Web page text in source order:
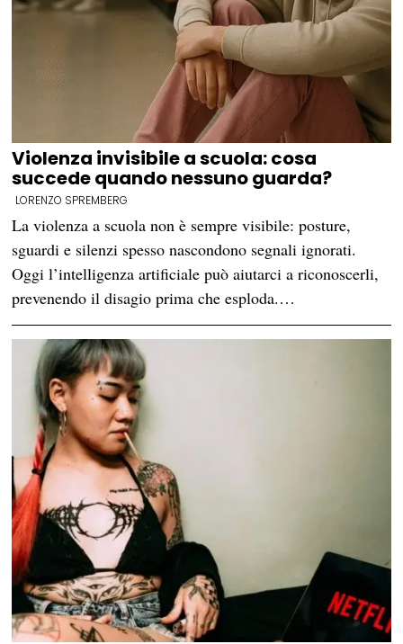
Violenza invisibile a scuola: cosa
succede quando nessuno guarda?
LORENZO SPREMBERG
La violenza a scuola non è sempre visibile: posture,
sguardi e silenzi spesso nascondono segnali ignorati.
Oggi l’intelligenza artificiale può aiutarci a riconoscerli,
prevenendo il disagio prima che esploda.…